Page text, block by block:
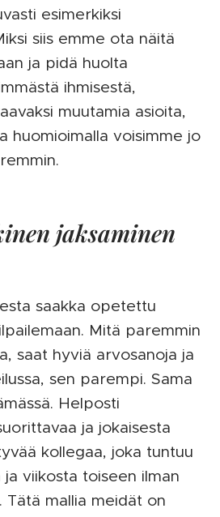
esimerkiksi
siis emme ota näitä
ja pidä huolta
ihmisestä,
muutamia asioita,
huomioimalla voisimme jo
jaksaminen
saakka opetettu
Mitä paremmin
saat hyviä arvosanoja ja
sen parempi. Sama
Helposti
ja jokaisesta
kollegaa, joka tuntuu
ja viikosta toiseen ilman
Tätä mallia meidät on